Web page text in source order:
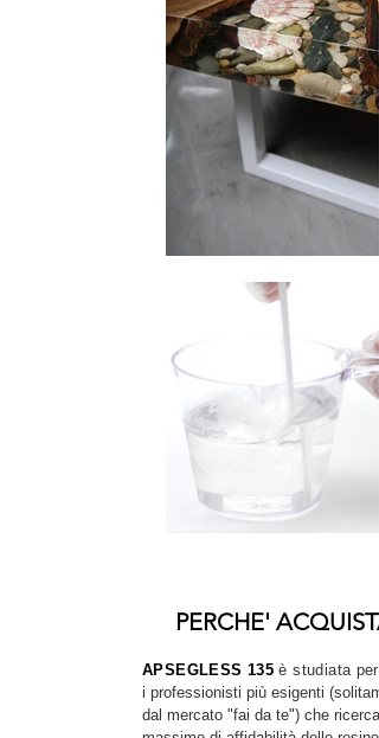
PERCHE'
APSEGLESS 135 è studiata per
i professionisti più esigenti
dal mercato "fai da te") che